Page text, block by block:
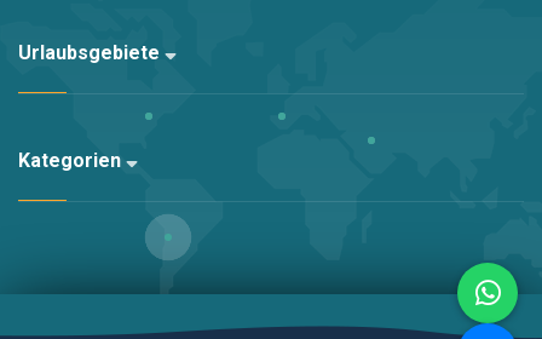
Urlaubsgebiete
Kategorien